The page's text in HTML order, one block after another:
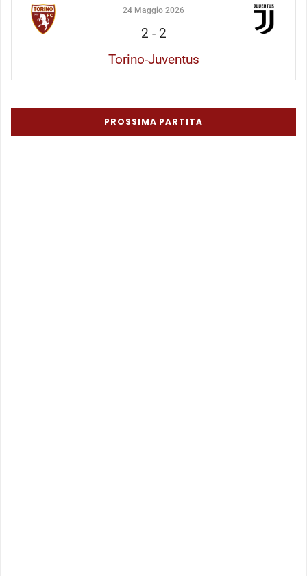
24 Maggio 2026
2 - 2
Torino-Juventus
PROSSIMA PARTITA